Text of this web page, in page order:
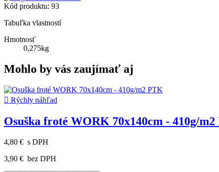
Kód produktu: 93
Tabuľka vlastností
Hmotnosť
0,275kg
Mohlo by vás zaujímať aj
 Rýchly náhľad
Osuška froté WORK 70x140cm - 410g/
4,80 € s DPH
3,90 € bez DPH